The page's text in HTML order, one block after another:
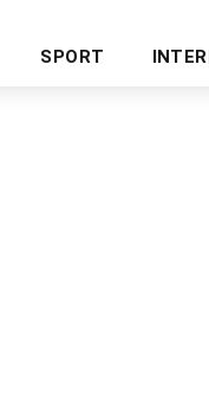
SPORTPUBLICITÉ